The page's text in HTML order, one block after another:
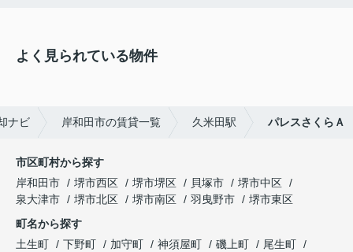
よく見られている物件
ナビ 岸和田市の賃貸一覧 久米田駅 パレスさくらＡ
市区町村から探す
岸和田市
堺市西区 堺市堺区 貝塚市
堺市中区
泉大津市
堺市北区 堺市南区 羽曳野市
堺市東区
町名から探す
土生町
下野町 加守町 神須屋町 磯上町
尾生町